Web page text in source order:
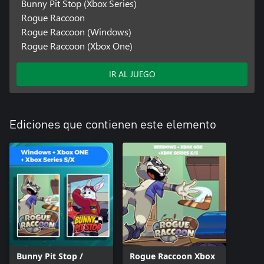
Bunny Pit Stop (Xbox Series)
Rogue Raccoon
Rogue Raccoon (Windows)
Rogue Raccoon (Xbox One)
IR AL JUEGO
Ediciones que contienen este elemento
Bunny Pit Stop /
Rogue Raccoon Xbox